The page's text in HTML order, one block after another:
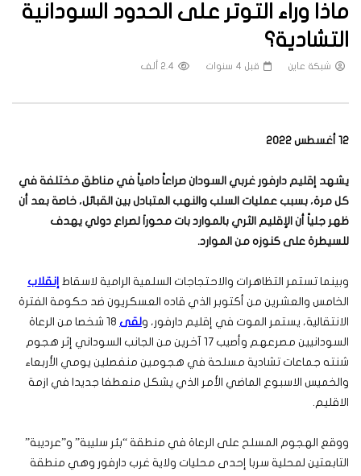
ماذا وراء التوتر على الحدود السودانية
التشادية؟
شبكة عاين قبل 4 سنوات 2.4 ألف
12 أغسطس 2022
يشهد إقليم دارفور غربي السودان صراعاً دامياً في مناطق مختلفة في
كل مرة، بسبب عمليات السلب والنهب المتبادل بين القبائل، خاصة بعد أن
ظهر جلياً أن الإقليم الثري بالموارد بات محوراَ لصراع دولي يهدف
للسيطرة على كنوزه من الموارد.
وبينما تستمر التظاهرات والاحتجاجات السلمية الرامية لاسقاط إنقلاب
الخامس والعشرين من أكتوبر الذي قاده العسكريون ضد حكومة الفترة
الانتقالية، يستمر الموت في إقليم دارفور، ولقى
18 شخصا من الرعاة
السودانيين مصرعهم وأصيب 17 آخرين من الجانب السوداني إثر هجوم
شنته جماعات تشادية مسلحة في هجومين منفصلين يومي الأربعاء
والخميس الاسبوع الماضي الأمر الذي يشكل منعطفا جديدا في ازمة
الاقليم.
ووقع الهجوم المسلح على الرعاة في منطقة “بئر سليبة” و”عرديبة”
التابعتين لمحلية سربا إحدى محليات ولاية غرب دارفور وهي منطقة